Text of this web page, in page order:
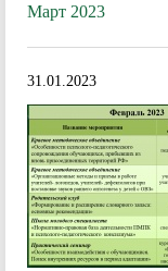
Март 2023
31.01.2023